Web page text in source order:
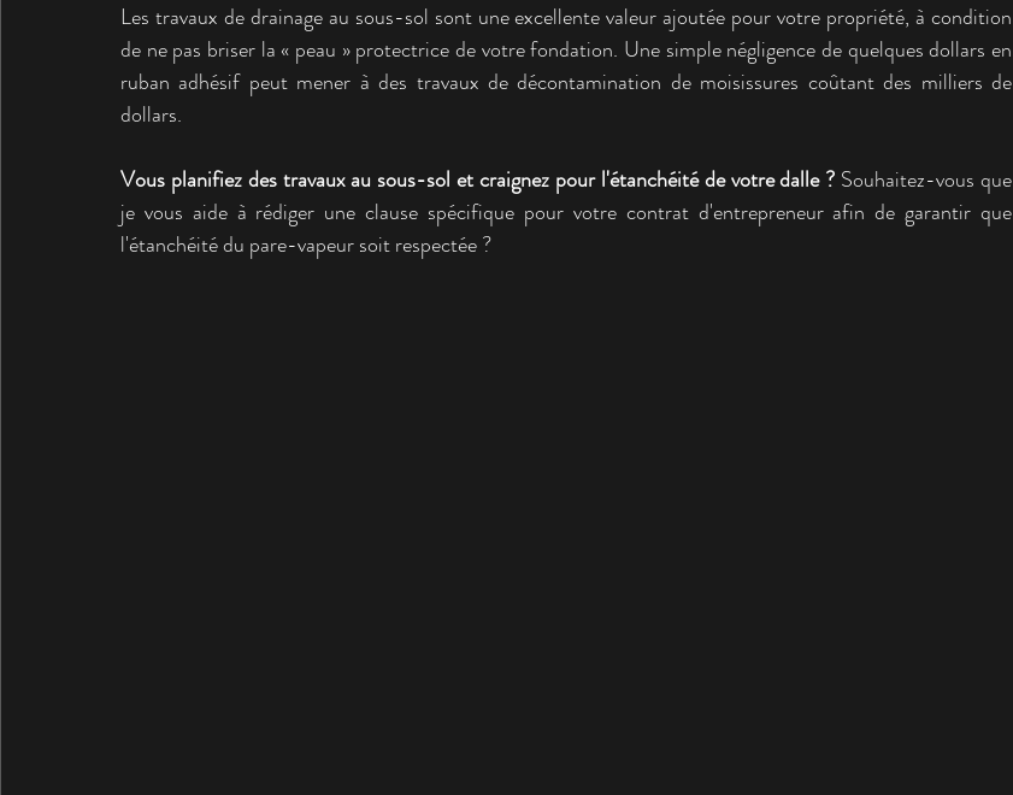
Les travaux de drainage au sous-sol sont une excellente valeur ajoutée pour votre propriété, à condition
de ne pas briser la « peau » protectrice de votre fondation. Une simple négligence de quelques dollars en
ruban adhésif peut mener à des travaux de décontamination de moisissures coûtant des milliers de
dollars.
Vous planifiez des travaux au sous-sol et craignez pour l'étanchéité de votre dalle ? Souhaitez-vous que
je vous aide à rédiger une clause spécifique pour votre contrat d'entrepreneur afin de garantir que
l'étanchéité du pare-vapeur soit respectée ?